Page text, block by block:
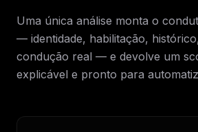
Uma única análise monta o
— identidade, habilitação,
condução real — e devolve um
explicável e pronto para